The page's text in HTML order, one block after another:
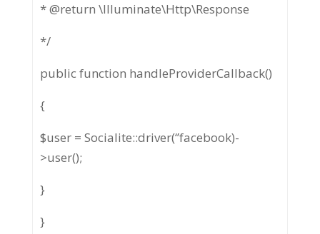
* @return \Illuminate\Http\Response
*/
public function handleProviderCallback()
{
$user = Socialite::driver(‘’facebook)-
>user();
}
}